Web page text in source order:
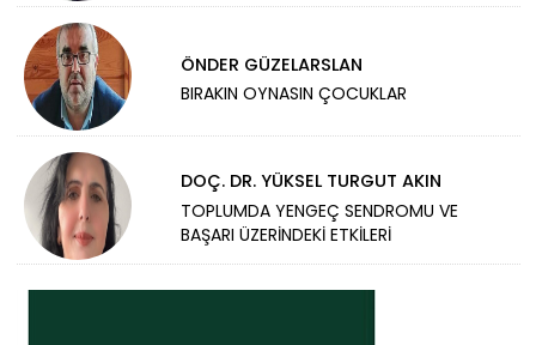
ÖNDER GÜZELARSLAN
BIRAKIN OYNASIN ÇOCUKLAR
DOÇ. DR. YÜKSEL TURGUT AKIN
TOPLUMDA YENGEÇ SENDROMU VE
BAŞARI ÜZERİNDEKİ ETKİLERİ